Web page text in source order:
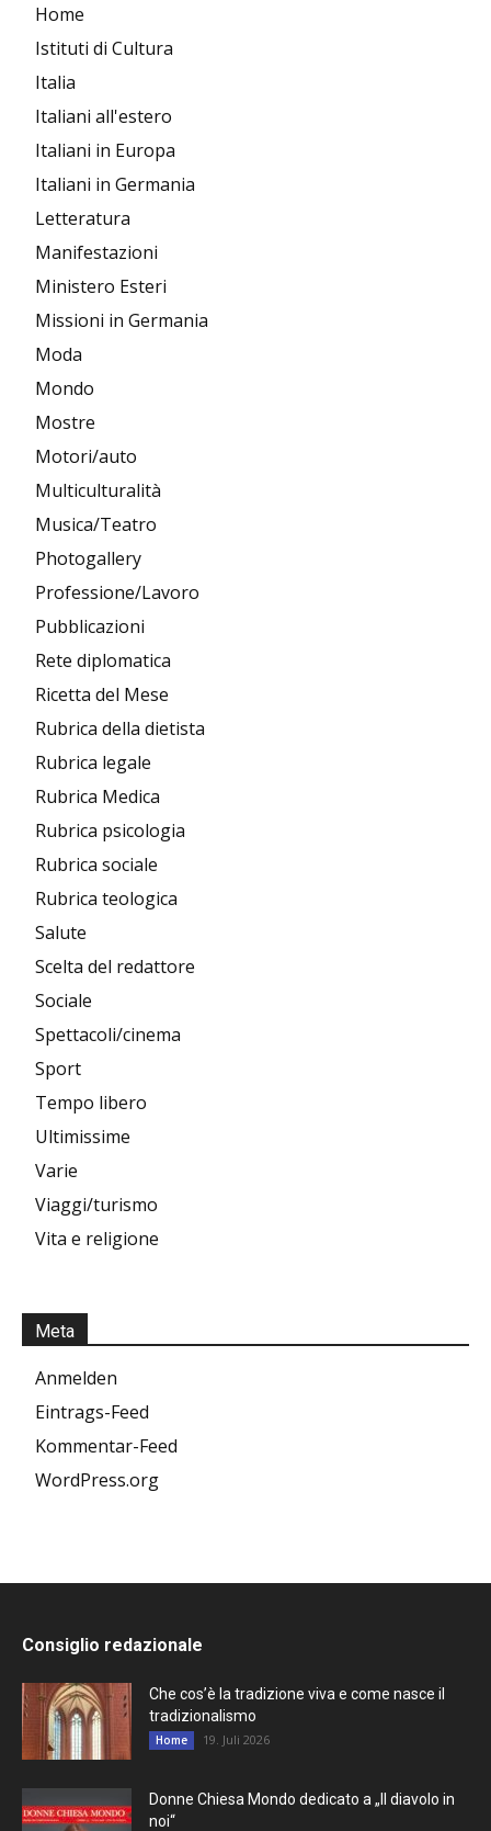
Home
Istituti di Cultura
Italia
Italiani all'estero
Italiani in Europa
Italiani in Germania
Letteratura
Manifestazioni
Ministero Esteri
Missioni in Germania
Moda
Mondo
Mostre
Motori/auto
Multiculturalità
Musica/Teatro
Photogallery
Professione/Lavoro
Pubblicazioni
Rete diplomatica
Ricetta del Mese
Rubrica della dietista
Rubrica legale
Rubrica Medica
Rubrica psicologia
Rubrica sociale
Rubrica teologica
Salute
Scelta del redattore
Sociale
Spettacoli/cinema
Sport
Tempo libero
Ultimissime
Varie
Viaggi/turismo
Vita e religione
Meta
Anmelden
Eintrags-Feed
Kommentar-Feed
WordPress.org
Consiglio redazionale
Che cos’è la tradizione viva e come nasce il
tradizionalismo
Home 19. Juli 2026
Donne Chiesa Mondo dedicato a „Il diavolo in
noi“